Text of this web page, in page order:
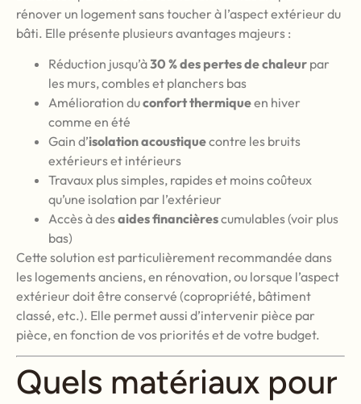
rénover un logement sans toucher à l’aspect extérieur du
bâti. Elle présente plusieurs avantages majeurs :
Réduction jusqu’à30 % des pertes de chaleur par
les murs, combles et planchers bas
Amélioration duconfort thermiqueen hiver
comme en été
Gain d’isolation acoustiquecontre les bruits
extérieurs et intérieurs
Travaux plus simples, rapides et moins coûteux
qu’une isolation par l’extérieur
Accès à desaides financièrescumulables (voir plus
bas)
Cette solution est particulièrement recommandée dans
les logements anciens, en rénovation, ou lorsque l’aspect
extérieur doit être conservé (copropriété, bâtiment
classé, etc.). Elle permet aussi d’intervenir pièce par
pièce, en fonction de vos priorités et de votre budget.
Quels matériaux pour